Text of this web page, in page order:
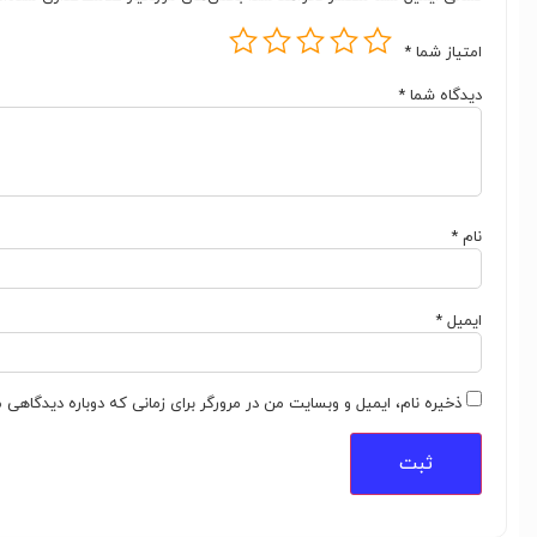
امتیاز شما *
دیدگاه شما *
نام *
ایمیل *
ذخیره نام، ایمیل و وبسایت من در مرورگر برای زمانی که دوباره